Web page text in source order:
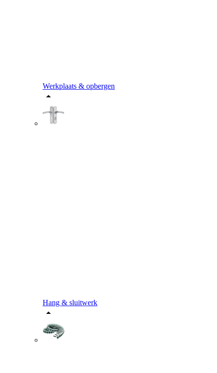
Werkplaats & opbergen
Hang & sluitwerk